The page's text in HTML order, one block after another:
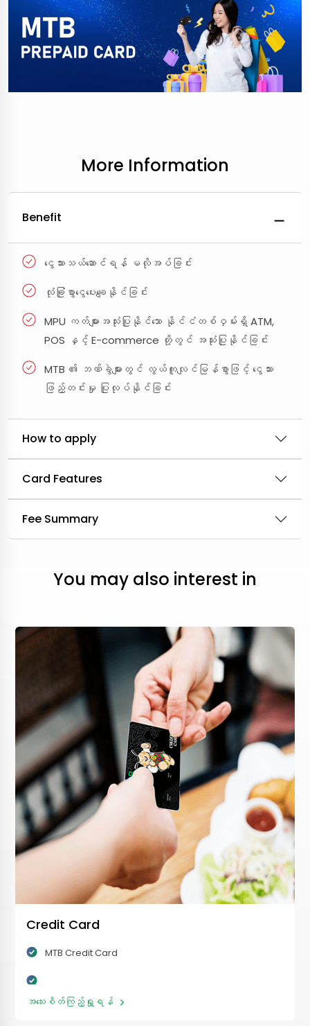
More Information
Benefit
ငွေသားသယ်ဆောင်ရန် မလိုအပ်ခြင်း
လုံခြုံစွာငွေပေးချေနိုင်ခြင်း
MPU ကတ်များအသုံးပြုနိုင်သော နိုင်ငံတစ်ဝှမ်းရှိ ATM,
POS နှင့် E-commerce တို့တွင် အသုံးပြုနိုင်ခြင်း
MTB ၏ ဘဏ်ခွဲများတွင် လွယ်ကူလျင်မြန်စွာဖြင့် ငွေသား
ဖြည့်တင်းမှု ပြုလုပ်နိုင်ခြင်း
How to apply
Card Features
Fee Summary
You may also interest in
Credit Card
MTB Credit Card
အသေးစိတ်ကြည့်ရှု့ရန်